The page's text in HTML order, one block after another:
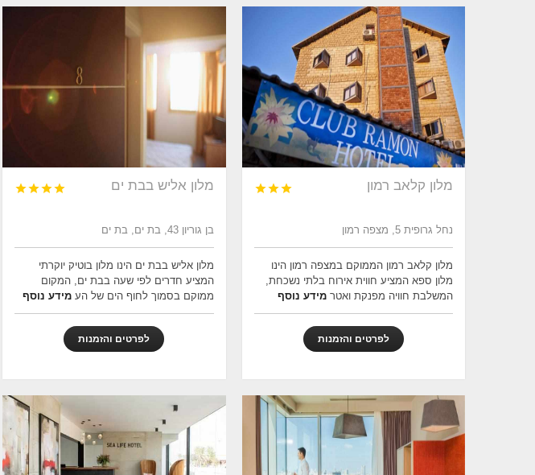
מלון קלאב רמון 


נחל גרופית 5, מצפה רמון
מלון קלאב רמון הממוקם במצפה רמון הינו
מלון ספא המציע חווית אירוח בלתי נשכחת,
המשלבת חוויה מפנקת ואטר מידע נוסף
לפרטים והזמנות
מלון אליש בבת ים 



בן גוריון 43, בת ים, בת ים
מלון אליש בבת ים הינו מלון בוטיק יוקרתי
המציע חדרים לפי שעה בבת ים, המקום
ממוקם בסמוך לחוף הים של העמידע נוסף
לפרטים והזמנות